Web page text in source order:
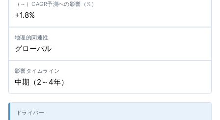
+1.8%
グローバル
中期（2～4年）